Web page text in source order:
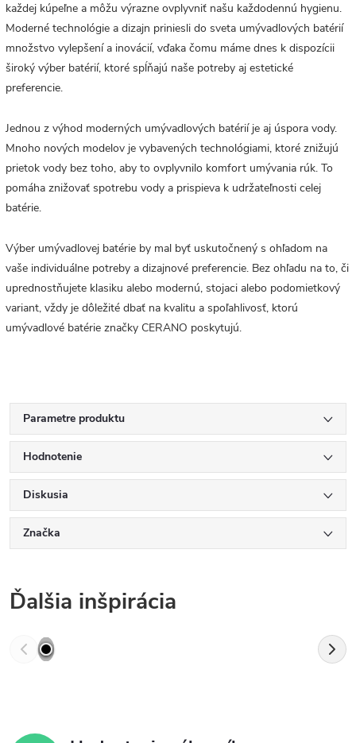
každej kúpeľne a môžu výrazne ovplyvniť našu každodennú hygienu.
Moderné technológie a dizajn priniesli do sveta umývadlových batérií
množstvo vylepšení a inovácií, vďaka čomu máme dnes k dispozícii
široký výber batérií, ktoré spĺňajú naše potreby aj estetické
preferencie.
Jednou z výhod moderných umývadlových batérií je aj úspora vody.
Mnoho nových modelov je vybavených technológiami, ktoré znižujú
prietok vody bez toho, aby to ovplyvnilo komfort umývania rúk. To
pomáha znižovať spotrebu vody a prispieva k udržateľnosti celej
batérie.
Výber umývadlovej batérie by mal byť uskutočnený s ohľadom na
vaše individuálne potreby a dizajnové preferencie. Bez ohľadu na to, či
uprednostňujete klasiku alebo modernú, stojaci alebo podomietkový
variant, vždy je dôležité dbať na kvalitu a spoľahlivosť, ktorú
umývadlové batérie značky CERANO poskytujú.
Parametre produktu
Hodnotenie
Diskusia
Značka
Ďalšia inšpirácia